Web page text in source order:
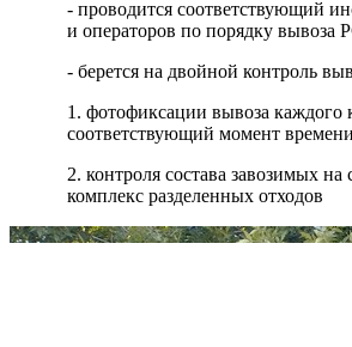
- проводится соответствующий
и операторов по порядку вывоза
- берется на двойной контроль
1. фотофиксации вывоза каждого
соответствующий момент времени
2. контроля состава завозимых
комплекс разделенных отходов